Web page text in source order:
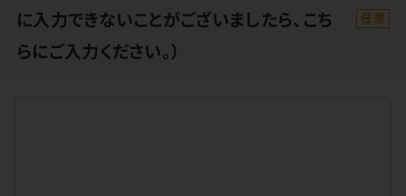
に入力できないことがございましたら、こち
らにご入力ください。）
任意